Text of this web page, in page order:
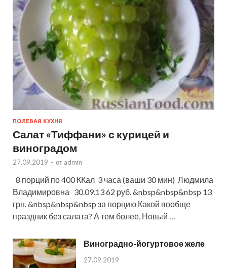
ПОЛЕВАЯ КУХНЯ
Салат «Тиффани» с курицей и
виноградом
27.09.2019 - от admin
8 порций по 400 ККал 3 часа (ваши 30 мин) Людмила
Владимировна 30.09.13 62 руб. &nbsp&nbsp&nbsp 13
грн. &nbsp&nbsp&nbsp за порцию Какой вообще
праздник без салата? А тем более, Новый …
Виноградно-йогуртовое желе
27.09.2019